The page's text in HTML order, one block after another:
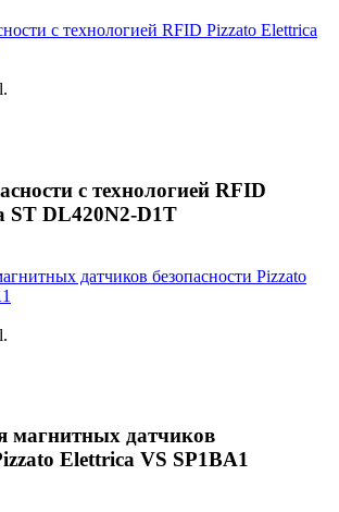
с технологией RFID
ST DL420N2-D1T
магнитных датчиков
Elettrica VS SP1BA1